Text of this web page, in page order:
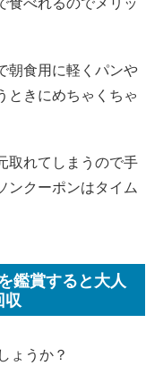
朝食用に軽くパンや
ときにめちゃくちゃ
取れてしまうので手
ンクーポンはタイム
鑑賞すると大人
収
ょうか？